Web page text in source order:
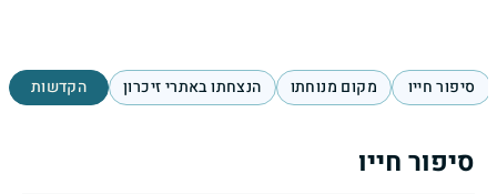
סיפור חייו מקום מנוחתו הנצחתו באתרי זיכרון הקדשות
סיפור חייו